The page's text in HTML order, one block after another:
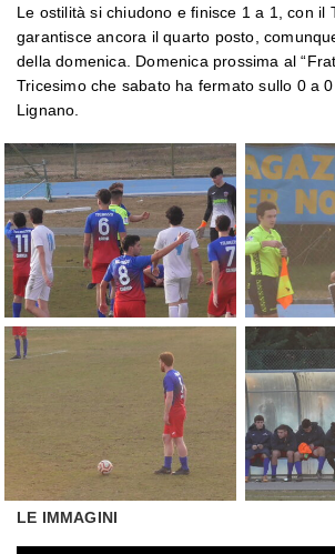
Le ostilità si chiudono e finisce 1 a 1, con il
garantisce ancora il quarto posto,
della domenica. Domenica prossima al
Tricesimo che sabato ha fermato sullo 0 a
Lignano.
LE IMMAGINI